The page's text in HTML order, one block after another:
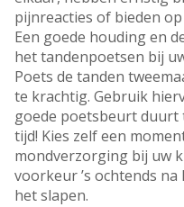
pijnreacties of bieden
Een goede houding en
het tandenpoetsen bij
Poets de tanden
te krachtig. Gebruik
goede poetsbeurt duurt
tijd! Kies zelf een
mondverzorging bij uw
voorkeur ’s ochtends
het slapen.